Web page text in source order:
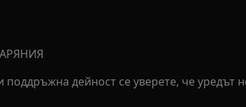
дейност се уверете, че уредът